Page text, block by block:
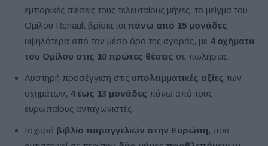
εμπορικές πιέσεις τους τελευταίους μήνες, το μείγμα του
Ομίλου Renault βρίσκεται πάνω από 15 μονάδες
υψηλότερα από τον μέσο όρο της αγοράς, με 4 οχήματα
του Ομίλου στις 10 πρώτες θέσεις σε πωλήσεις.
Αυστηρή προσέγγιση στις υπολειμματικές αξίες των
οχημάτων, 4 έως 13 μονάδες πάνω από τους
ευρωπαίους ανταγωνιστές.
Ισχυρό βιβλίο παραγγελιών στην Ευρώπη, που